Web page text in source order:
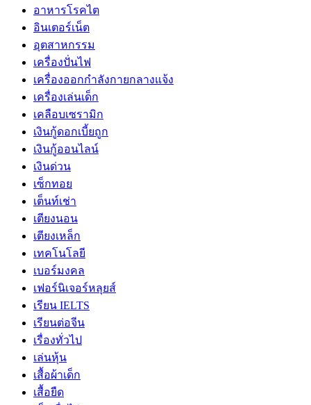
อาหารโรคไต
อินเตอร์เน็ต
อุตสาหกรรม
เครื่องปั่นไฟ
เครื่องออกกำลังกายกลางแจ้ง
เครื่องเล่นเด็ก
เคลือบเซรามิก
เงินกู้ดอกเบี้ยถูก
เงินกู้ออนไลน์
เงินด่วน
เซ็กทอย
เต็นท์เช่า
เตียงนอน
เตียงเหล็ก
เทคโนโลยี
เบอร์มงคล
เฟอร์นิเจอร์หลุยส์
เรียน IELTS
เรียนต่อจีน
เรื่องทั่วไป
เล่นหุ้น
เสื้อผ้าเด็ก
เสื้อยืด